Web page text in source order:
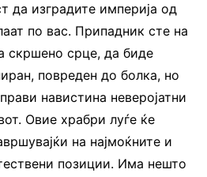
да изградите империја од
по вас. Припадник сте на
скршено срце, да биде
повреден до болка, но
навистина неверојатни
Овие храбри луѓе ќе
на најмоќните и
позиции. Има нешто